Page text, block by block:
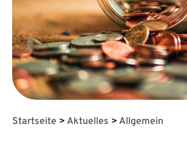
Startseite > Aktuelles > Allgemein